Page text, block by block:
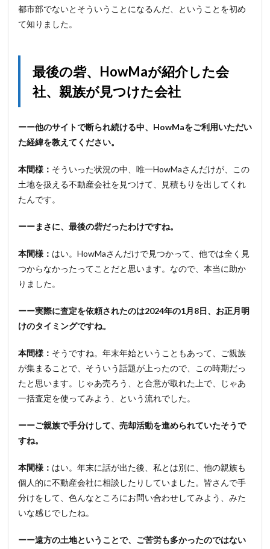
都市部でないとそういうことになるんだ、ということを初め
て知りました。
最後の砦、HowMaが紹介した会
社、親族が見つけた会社
ーー他のサイトで断られ続ける中、HowMaをご利用いただい
た経緯を教えてください。
本間様： そういった状況の中、唯一HowMaさんだけが、この
土地を扱える不動産会社を見つけて、見積もりを出してくれ
たんです。
ーーまさに、最後の砦だったわけですね。
本間様： はい。HowMaさんだけで見つかって、他では全く見
つからなかったってことだと思います。なので、本当に助か
りました。
ーー実際に査定を依頼されたのは2024年の1月8日、お正月明
けのタイミングですね。
本間様： そうですね。年末年始ということもあって、ご親族
が集まることで、そういう話題が上ったので、この時期だっ
たと思います。じゃあ売ろう、と合意が取れた上で、じゃあ
一括査定を使ってみよう、という流れでした。
ーーご親族で手分けして、売却活動を進められていたそうで
すね。
本間様： はい。年末に話が出た後、私とは別に、他の親族も
個人的に不動産会社に相談したりしていました。皆さんで手
分けをして、色んなところにお問い合わせしてみよう、みた
いな感じでしたね。
ーー遠方の土地ということで、ご苦労も多かったのではない